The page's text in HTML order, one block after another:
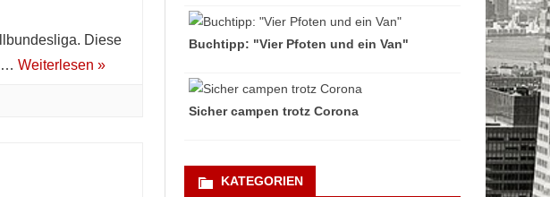
Diese
Weiterlesen »
Buchtipp: "Vier Pfoten und ein Van"
Sicher campen trotz Corona
KATEGORIEN